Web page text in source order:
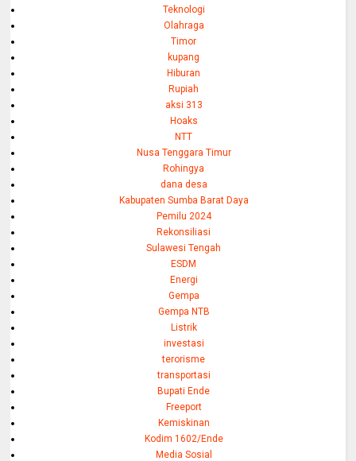
Teknologi
Olahraga
Timor
kupang
Hiburan
Rupiah
aksi 313
Hoaks
NTT
Nusa Tenggara Timur
Rohingya
dana desa
Kabupaten Sumba Barat Daya
Pemilu 2024
Rekonsiliasi
Sulawesi Tengah
ESDM
Energi
Gempa
Gempa NTB
Listrik
investasi
terorisme
transportasi
Bupati Ende
Freeport
Kemiskinan
Kodim 1602/Ende
Media Sosial